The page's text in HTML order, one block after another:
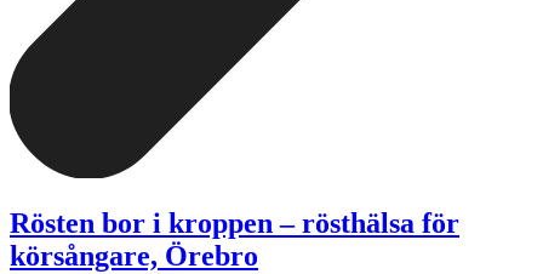
Rösten bor i kroppen – rösthälsa för
körsångare, Örebro